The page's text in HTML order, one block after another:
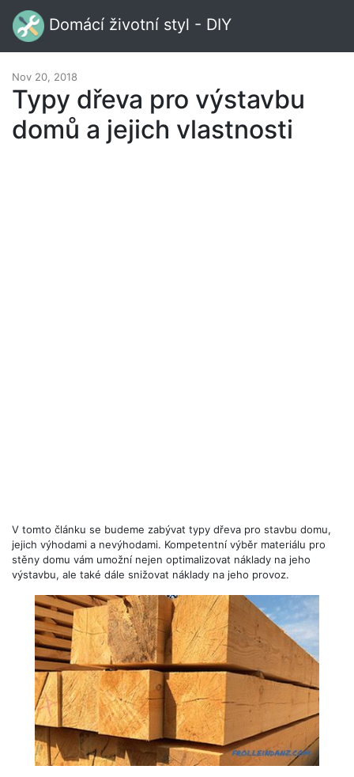
Domácí životní styl - DIY
Nov 20, 2018
Typy dřeva pro výstavbu
domů a jejich vlastnosti
V tomto článku se budeme zabývat typy dřeva pro stavbu domu,
jejich výhodami a nevýhodami. Kompetentní výběr materiálu pro
stěny domu vám umožní nejen optimalizovat náklady na jeho
výstavbu, ale také dále snižovat náklady na jeho provoz.